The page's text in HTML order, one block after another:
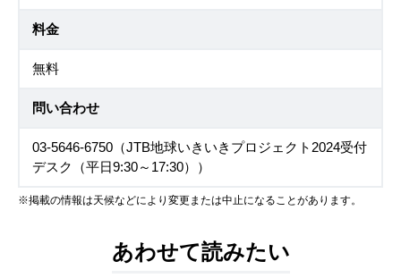
料金
無料
問い合わせ
03-5646-6750（JTB地球いきいきプロジェクト2024受付
デスク（平日9:30～17:30））
※掲載の情報は天候などにより変更または中止になることがあります。
あわせて読みたい